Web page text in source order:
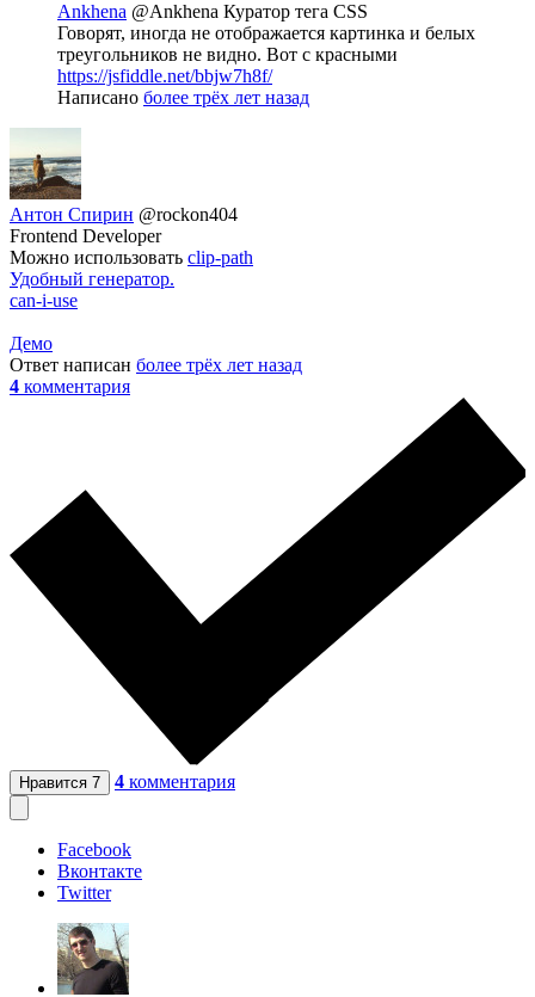
Ankhena @Ankhena Куратор тега CSS
Говорят, иногда не отображается картинка и белых
треугольников не видно. Вот с красными
https://jsfiddle.net/bbjw7h8f/
Написано более трёх лет назад
Антон Спирин @rockon404
Frontend Developer
Можно использовать clip-path
Удобный генератор.
can-i-use
Демо
Ответ написан более трёх лет назад
4 комментария
Нравится 7 4 комментария
Facebook
Вконтакте
Twitter